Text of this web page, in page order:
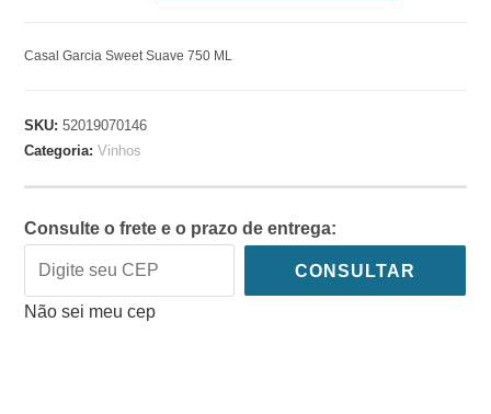
Casal Garcia Sweet Suave 750 ML
SKU:52019070146
Categoria:Vinhos
Consulte o frete e o prazo de entrega:
CONSULTAR
Não sei meu cep